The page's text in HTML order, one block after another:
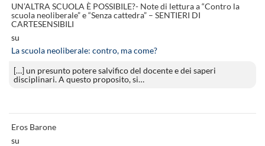
UN’ALTRA SCUOLA È POSSIBILE?- Note di lettura a “Contro la
scuola neoliberale” e “Senza cattedra” – SENTIERI DI
CARTESENSIBILI
su
La scuola neoliberale: contro, ma come?
[…] un presunto potere salvifico del docente e dei saperi
disciplinari. A questo proposito, si…
Eros Barone
su